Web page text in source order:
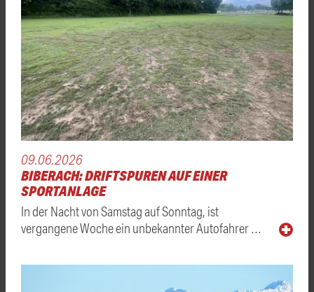
09.06.2026
BIBERACH: DRIFTSPUREN AUF EINER
SPORTANLAGE
In der Nacht von Samstag auf Sonntag, ist
vergangene Woche ein unbekannter Autofahrer …